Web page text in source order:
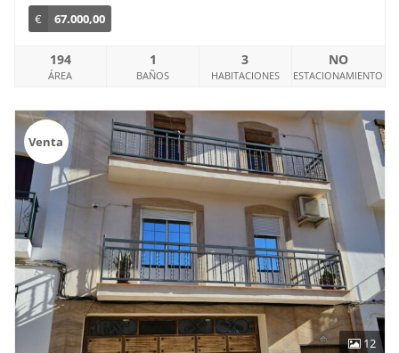
€
67.000,00
194
ÁREA
1
BAÑOS
3
HABITACIONES
NO
ESTACIONAMIENTO
12
Venta